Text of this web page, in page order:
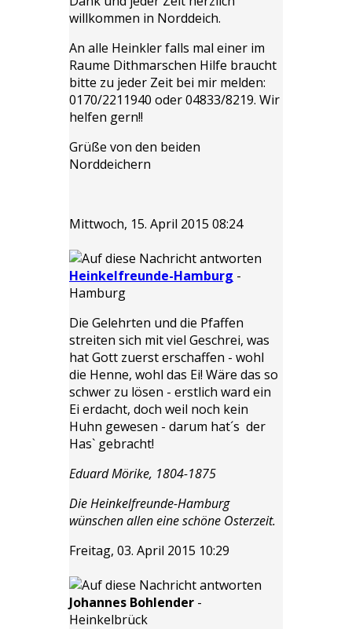
willkommen in Norddeich.
An alle Heinkler falls mal einer im
Raume Dithmarschen Hilfe braucht
bitte zu jeder Zeit bei mir melden:
0170/2211940 oder 04833/8219. Wir
helfen gern!!
Grüße von den beiden
Norddeichern
Mittwoch, 15. April 2015 08:24
Heinkelfreunde-Hamburg -
Hamburg
Die Gelehrten und die Pfaffen
streiten sich mit viel Geschrei, was
hat Gott zuerst erschaffen - wohl
die Henne, wohl das Ei! Wäre das so
schwer zu lösen - erstlich ward ein
Ei erdacht, doch weil noch kein
Huhn gewesen - darum hat´s der
Has` gebracht!
Eduard Mörike, 1804-1875
Die Heinkelfreunde-Hamburg
wünschen allen eine schöne Osterzeit.
Freitag, 03. April 2015 10:29
Johannes Bohlender -
Heinkelbrück